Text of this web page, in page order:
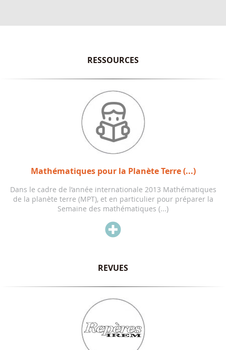
RESSOURCES
Mathématiques pour la Planète Terre (...)
Dans le cadre de l’année internationale 2013 Mathématiques
de la planète terre (MPT), et en particulier pour préparer la
Semaine des mathématiques (...)

REVUES